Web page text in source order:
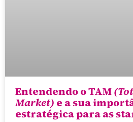
Entendendo o TAM
Market) e a sua
estratégica para as